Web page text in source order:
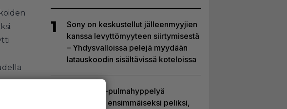
1
Sony on keskustellut jälleenmyyjien
kanssa levyttömyyteen siirtymisestä
– Yhdysvalloissa pelejä myydään
latauskoodin sisältävissä koteloissa
Uutta PS5-pulmahyppelyä
kuvaillaan ensimmäiseksi peliksi,